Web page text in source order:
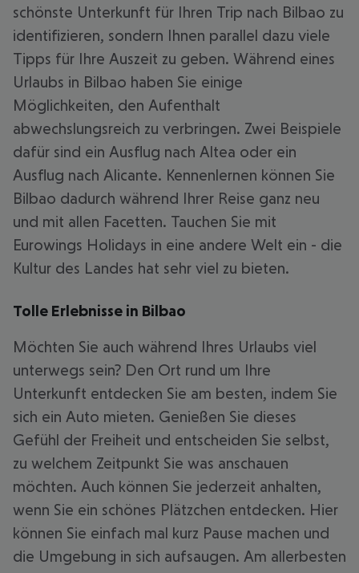
schönste Unterkunft für Ihren Trip nach Bilbao zu
identifizieren, sondern Ihnen parallel dazu viele
Tipps für Ihre Auszeit zu geben. Während eines
Urlaubs in Bilbao haben Sie einige
Möglichkeiten, den Aufenthalt
abwechslungsreich zu verbringen. Zwei Beispiele
dafür sind ein Ausflug nach Altea oder ein
Ausflug nach Alicante. Kennenlernen können Sie
Bilbao dadurch während Ihrer Reise ganz neu
und mit allen Facetten. Tauchen Sie mit
Eurowings Holidays in eine andere Welt ein - die
Kultur des Landes hat sehr viel zu bieten.
Tolle Erlebnisse in Bilbao
Möchten Sie auch während Ihres Urlaubs viel
unterwegs sein? Den Ort rund um Ihre
Unterkunft entdecken Sie am besten, indem Sie
sich ein Auto mieten. Genießen Sie dieses
Gefühl der Freiheit und entscheiden Sie selbst,
zu welchem Zeitpunkt Sie was anschauen
möchten. Auch können Sie jederzeit anhalten,
wenn Sie ein schönes Plätzchen entdecken. Hier
können Sie einfach mal kurz Pause machen und
die Umgebung in sich aufsaugen. Am allerbesten